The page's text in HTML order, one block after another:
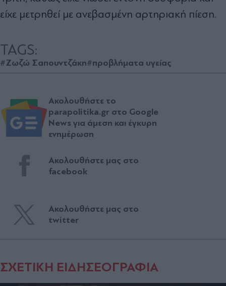
είχε μετρηθεί με ανεβασμένη αρτηριακή πίεση.
TAGS:
#Ζωζώ Σαπουντζάκη#προβλήματα υγείας
Ακολουθήστε το
parapolitika.gr στο Google
News για άμεση και έγκυρη
ενημέρωση
Ακολουθήστε μας στο
facebook
Ακολουθήστε μας στο
twitter
ΣΧΕΤΙΚΗ ΕΙΔΗΣΕΟΓΡΑΦΙΑ